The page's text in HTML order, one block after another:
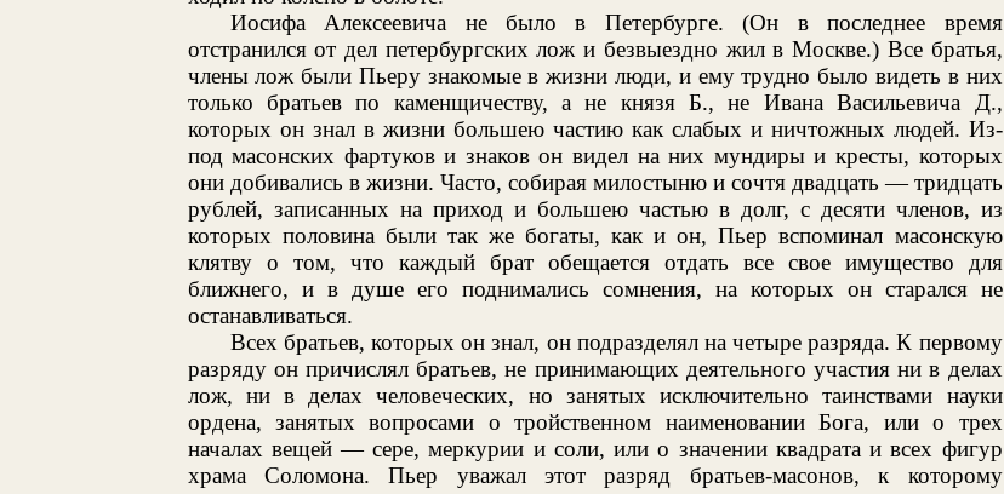
Иосифа Алексеевича не было в Петербурге. (Он в последнее время
отстранился от дел петербургских лож и безвыездно жил в Москве.) Все братья,
члены лож были Пьеру знакомые в жизни люди, и ему трудно было видеть в них
только братьев по каменщичеству, а не князя Б., не Ивана Васильевича Д.,
которых он знал в жизни большею частию как слабых и ничтожных людей. Из-
под масонских фартуков и знаков он видел на них мундиры и кресты, которых
они добивались в жизни. Часто, собирая милостыню и сочтя двадцать — тридцать
рублей, записанных на приход и большею частью в долг, с десяти членов, из
которых половина были так же богаты, как и он, Пьер вспоминал масонскую
клятву о том, что каждый брат обещается отдать все свое имущество для
ближнего, и в душе его поднимались сомнения, на которых он старался не
останавливаться.
Всех братьев, которых он знал, он подразделял на четыре разряда. К первому
разряду он причислял братьев, не принимающих деятельного участия ни в делах
лож, ни в делах человеческих, но занятых исключительно таинствами науки
ордена, занятых вопросами о тройственном наименовании Бога, или о трех
началах вещей — сере, меркурии и соли, или о значении квадрата и всех фигур
храма Соломона. Пьер уважал этот разряд братьев-масонов, к которому